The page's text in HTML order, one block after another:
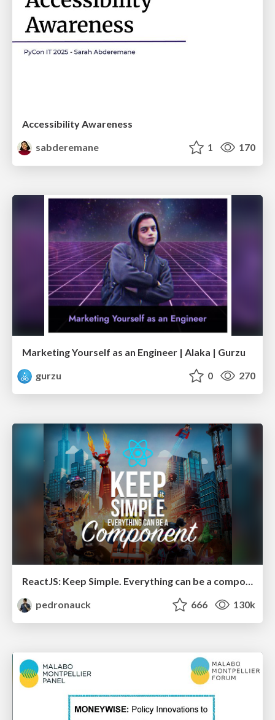
Accessibility Awareness
sabderemane
1 170
Marketing Yourself as an Engineer | Alaka | Gurzu
gurzu
0 270
pedronauck
666 130k